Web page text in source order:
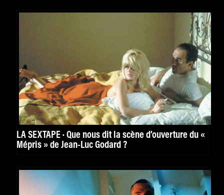
LA SEXTAPE · Que nous dit la scène d’ouverture du «
Mépris » de Jean-Luc Godard ?